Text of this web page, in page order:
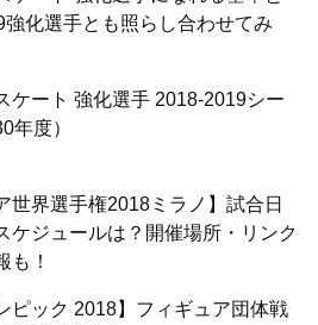
強化選手とも照らし合わせてみ
ケート 強化選手 2018-2019シー
年度）
世界選手権2018ミラノ】試合日
ケジュールは？開催場所・リンク
も！
ピック 2018】フィギュア団体戦